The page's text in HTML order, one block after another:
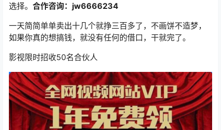
选择。 合作咨询：jw6666234
一天简简单单卖出十几个就挣三百多了，不画饼不造梦，
如果你真的想搞钱，就没有任何的借口，干就完了。
影视限时招收50名合伙人